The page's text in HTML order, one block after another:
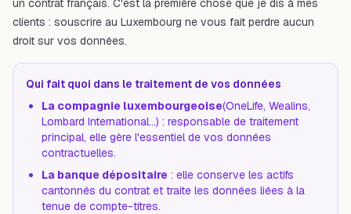
clients : souscrire au Luxembourg ne vous fait perdre aucun
droit sur vos données.
Qui fait quoi dans le traitement de vos données
La compagnie luxembourgeoise(OneLife, Wealins,
Lombard International…) : responsable de traitement
principal, elle gère l'essentiel de vos données
contractuelles.
La banque dépositaire : elle conserve les actifs
cantonnés du contrat et traite les données liées à la
tenue de compte-titres.